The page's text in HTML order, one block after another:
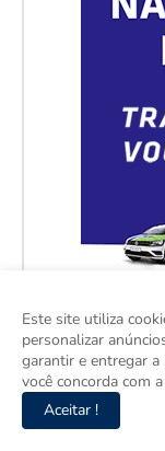
Este site utiliza
personalizar
garantir e entregar a
você concorda com
Aceitar !